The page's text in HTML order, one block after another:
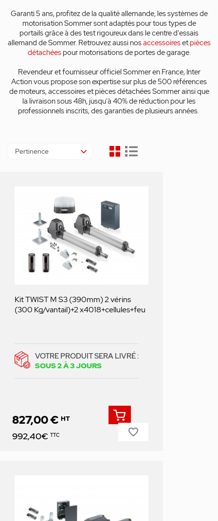
Garanti 5 ans, profitez de la qualité allemande, les systèmes de
motorisation Sommer sont adaptés pour tous types de
portails grâce à des test rigoureux dans le centre d'essais
allemand de Sommer. Retrouvez aussi nosaccessoiresetpièces
détachéespour motorisations de portes de garage.
Revendeur et fournisseur officiel Sommer en France, Inter
Action vous propose son expertise sur plus de 500 références
de moteurs, accessoires et pièces détachées Sommer ainsi que
la livraison sous 48h, jusqu'à 40% de réduction pour les
professionnels inscrits, des garanties de plusieurs années.
Pertinence
Kit TWIST M S3 (390mm) 2 vérins
(300 Kg/vantail)+2 x4018+cellules+feu
VOTRE PRODUIT SERA LIVRÉ :
SOUS 2 À 3 JOURS
Prix
827,00 € HT
992,40€ TTC favorite_border